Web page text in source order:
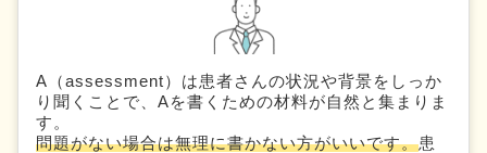
A（assessment）は患者さんの状況や背景をしっか
り聞くことで、Aを書くための材料が自然と集まりま
す。
問題がない場合は無理に書かない方がいいです。患